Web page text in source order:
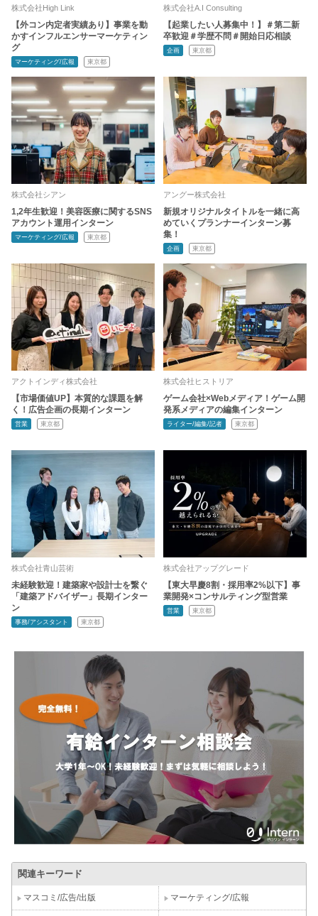
株式会社High Link
【外コン内定者実績あり】事業を動
かすインフルエンサーマーケティン
グ
マーケティング/広報 東京都
株式会社A.I Consulting
【起業したい人募集中！】＃第二新
卒歓迎＃学歴不問＃開始日応相談
企画 東京都
株式会社シアン
1,2年生歓迎！美容医療に関するSNS
アカウント運用インターン
マーケティング/広報 東京都
アングー株式会社
新規オリジナルタイトルを一緒に高
めていくプランナーインターン募
集！
企画 東京都
アクトインディ株式会社
【市場価値UP】本質的な課題を解
く！広告企画の長期インターン
営業 東京都
株式会社ヒストリア
ゲーム会社×Webメディア！ゲーム開
発系メディアの編集インターン
ライター/編集/記者 東京都
株式会社青山芸術
未経験歓迎！建築家や設計士を繋ぐ
「建築アドバイザー」長期インター
ン
事務/アシスタント 東京都
株式会社アップグレード
【東大早慶8割・採用率2%以下】事
業開発×コンサルティング型営業
営業 東京都
関連キーワード
マスコミ/広告/出版 マーケティング/広報